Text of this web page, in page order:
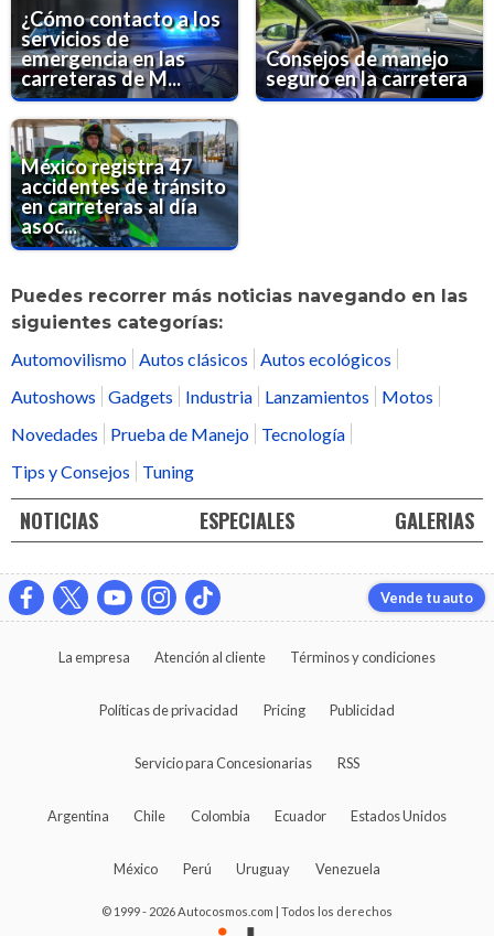
¿Cómo contacto a los
servicios de
emergencia en las
carreteras de M...
Consejos de manejo
seguro en la carretera
México registra 47
accidentes de tránsito
en carreteras al día
asoc...
Puedes recorrer más noticias navegando en las
siguientes categorías:
Automovilismo
Autos clásicos
Autos ecológicos
Autoshows
Gadgets Industria Lanzamientos
Motos
Novedades
Prueba de Manejo
Tecnología
Tips y Consejos
Tuning
NOTICIAS ESPECIALES GALERIAS
Vende tu auto
La empresa Atención al cliente Términos y condiciones
Políticas de privacidad Pricing Publicidad
Servicio para Concesionarias RSS
Argentina Chile Colombia Ecuador Estados Unidos
México Perú Uruguay Venezuela
© 1999 - 2026 Autocosmos.com | Todos los derechos